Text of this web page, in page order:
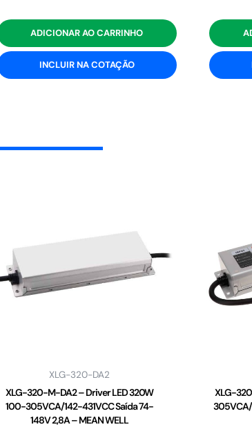
ADICIONAR AO CARRINHO
INCLUIR NA COTAÇÃO
XLG-320-DA2
XLG-320-M-DA2 – Driver LED 320W
100-305VCA/142-431VCC Saída 74-
148V 2,8A – MEAN WELL
XLG-
305VCA/